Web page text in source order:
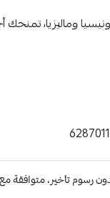
وماليزيا،